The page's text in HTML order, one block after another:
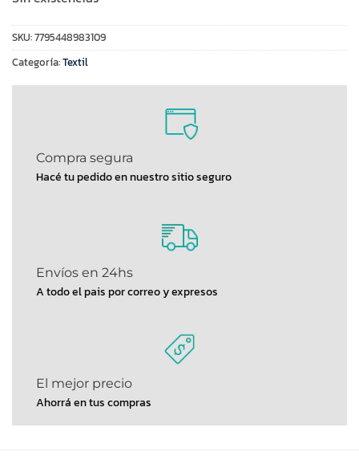
SKU:7795448983109
Categoría:Textil
Compra segura
Hacé tu pedido en nuestro sitio seguro
Envíos en 24hs
A todo el pais por correo y expresos
El mejor precio
Ahorrá en tus compras